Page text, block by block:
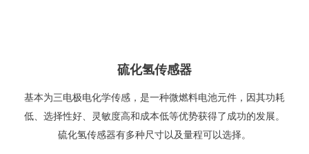
硫化氢传感器
基本为三电极电化学传感，是一种微燃料电池元件，因其功耗
低、选择性好、灵敏度高和成本低等优势获得了成功的发展。
硫化氢传感器有多种尺寸以及量程可以选择。